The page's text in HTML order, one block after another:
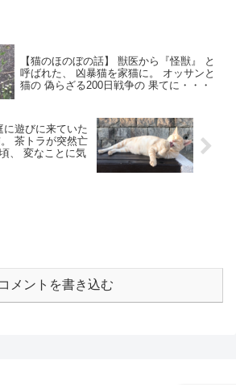
【猫のほのぼの話】 獣医から『怪獣』 と
呼ばれた、 凶暴猫を家猫に。 オッサンと
猫の 偽らざる200日戦争の 果てに・・・
に遊びに来ていた
茶トラが突然亡
、 変なことに気
コメントを書き込む